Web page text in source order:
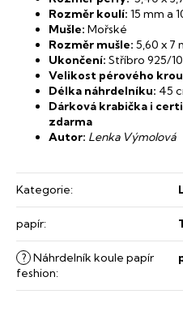
Rozměr koulí: 15 mm a
Mušle: Mořské
Rozměr mušle: 5,60 x 7
Ukončení: Stříbro 925/
Velikost pérového
Délka náhrdelníku: 45
Dárková krabička i
zdarma
Autor: Lenka Výmolová
Kategorie:
papír:
? Náhrdelník koule papír
feshion: